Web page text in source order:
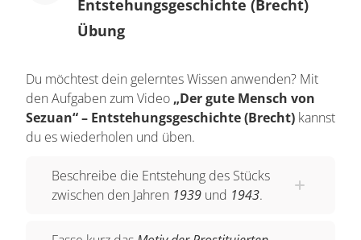
Sie erhalten dafür einen Lohn: Bei einer Sintflut
bleibt ihre Hütte verschont und wird in einen
Durch die Verwendung dieser Quelle ergibt sich
eine Verwandtschaft des Textes mit Goethes
"Faust. Zweiter Teil". Auch Goethe bezieht sich
Ferner finden sich Ideen aus der chinesischen
Entstehungsgeschichte (Brecht)
Übung
Du möchtest dein gelerntes Wissen anwenden? Mit
den Aufgaben zum Video „Der gute Mensch von
Sezuan“ – Entstehungsgeschichte (Brecht) kannst
du es wiederholen und üben.
Beschreibe die Entstehung des Stücks
zwischen den Jahren 1939 und 1943.